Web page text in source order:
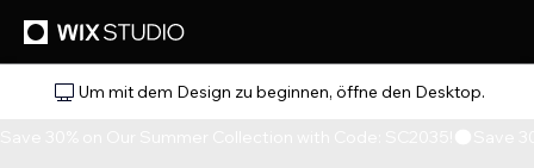
Um mit dem Design zu beginnen, öffne den Desktop.